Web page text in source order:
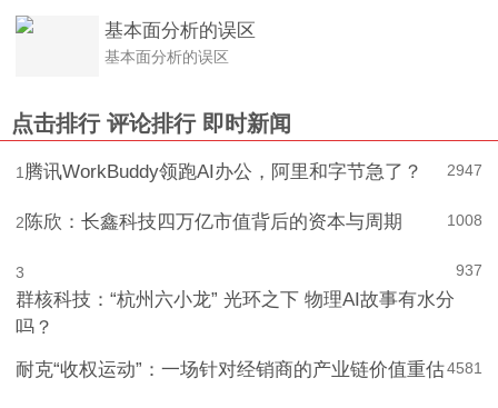
基本面分析的误区
基本面分析的误区
点击排行 评论排行 即时新闻
2947
1腾讯WorkBuddy领跑AI办公，阿里和字节急了？
1008
2 陈欣：长鑫科技四万亿市值背后的资本与周期
937
3
群核科技：“杭州六小龙” 光环之下 物理AI故事有水分
吗？
581
4
耐克“收权运动”：一场针对经销商的产业链价值重估